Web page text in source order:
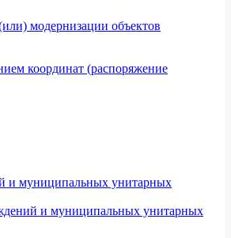
модернизации объектов
координат (распоряжение
и муниципальных унитарных
и муниципальных унитарных